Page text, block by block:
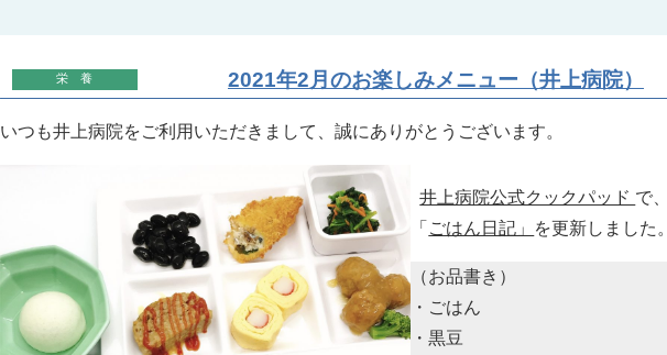
栄養 2021年2月のお楽しみメニュー（井上病院）
いつも井上病院をご利用いただきまして、誠にありがとうございます。
井上病院公式クックパッド で、
「 ごはん日記」 を更新しました。
（お品書き）
・ごはん
・黒豆